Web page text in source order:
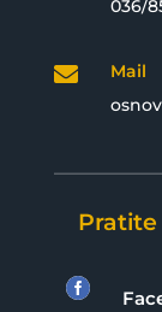
036/

Mail
Pratite
